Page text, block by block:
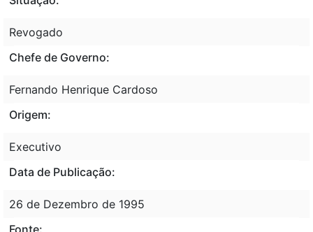
Revogado
Chefe de Governo:
Fernando Henrique Cardoso
Origem:
Executivo
Data de Publicação:
26 de Dezembro de 1995
Fonte: